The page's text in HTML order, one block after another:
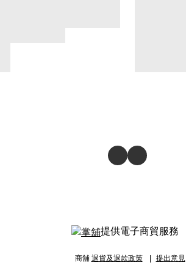
提供電子商貿服務
商舖 退貨及退款政策 提出意見